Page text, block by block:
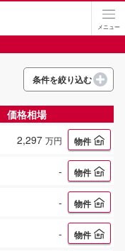
メニュー
条件を絞り込む
価格相場
2,297 万円 物件
- 物件
- 物件
- 物件